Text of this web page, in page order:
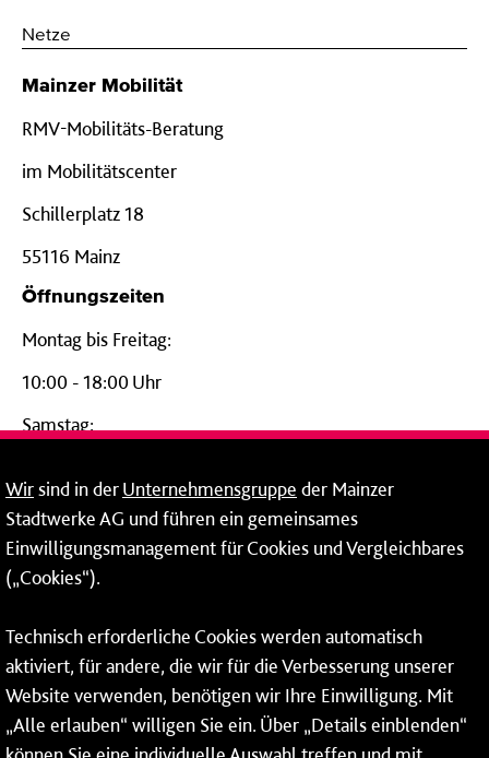
Netze
Mainzer Mobilität
RMV-Mobilitäts-Beratung
im Mobilitätscenter
Schillerplatz 18
55116 Mainz
Öffnungszeiten
Montag bis Freitag:
10:00 - 18:00 Uhr
Samstag:
24-Stunden-Telefon*
06131 – 12 77 77
Fax: 06131 – 12 66 66
* Montags bis freitags bis 7 und ab 18 Uhr sowie an
Wochenenden und Feiertagen ganztags werden Ihre
Anrufe je nach Themenauswahl an ein Callcenter des
RMV oder von nextbike weitergeleitet. Dort erhalten Sie
Wirsind in derUnternehmensgruppe der Mainzer
Stadtwerke AG und führen ein gemeinsames
Einwilligungsmanagement für Cookies und Vergleichbares
(„Cookies“).
Technisch erforderliche Cookies werden automatisch
aktiviert, für andere, die wir für die Verbesserung unserer
Website verwenden, benötigen wir Ihre Einwilligung. Mit
„Alle erlauben“ willigen Sie ein. Über „Details einblenden“